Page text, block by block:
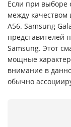
Если при выборе
между
A56. Samsung
представителей
Samsung. Этот
мощные
внимание в
обычно